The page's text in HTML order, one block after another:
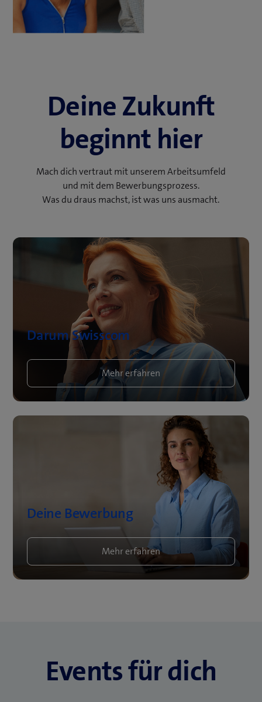
Deine Zukunft
beginnt hier
Mach dich vertraut mit unserem Arbeitsumfeld
und mit dem Bewerbungsprozess.
Was du draus machst, ist was uns ausmacht.
Darum Swisscom
Mehr erfahren
Deine Bewerbung
Mehr erfahren
Events für dich